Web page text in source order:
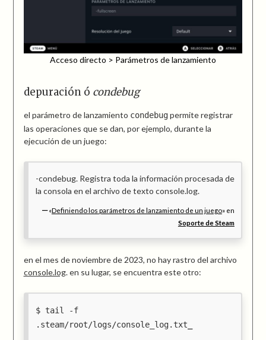
Acceso directo > Parámetros de lanzamiento
depuración ó condebug
el parámetro de lanzamiento condebugpermite registrar
las operaciones que se dan, por ejemplo, durante la
ejecución de un juego:
-condebug. Registra toda la información procesada de
la consola en el archivo de texto console.log.
«Definiendo los parámetros de lanzamiento de un juego» en
Soporte de Steam
en el mes de noviembre de 2023, no hay rastro del archivo
console.log. en su lugar, se encuentra este otro:
tail -f
.steam/root/logs/console_log.txt